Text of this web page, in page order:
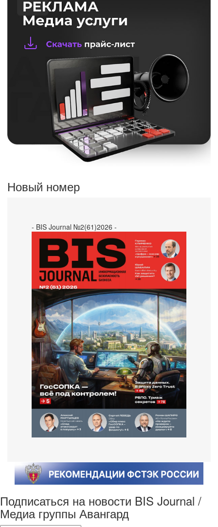
Новый номер
- BIS Journal №2(61)2026 -
Подписаться на новости BIS Journal /
Медиа группы Авангард